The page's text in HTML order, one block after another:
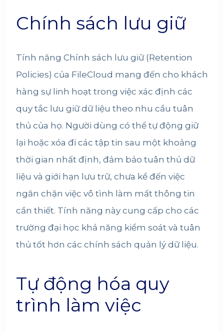
Chính sách lưu giữ
Tính năng Chính sách lưu giữ (Retention
Policies) của FileCloud mang đến cho khách
hàng sự linh hoạt trong việc xác định các
quy tắc lưu giữ dữ liệu theo nhu cầu tuân
thủ của họ. Người dùng có thể tự động giữ
lại hoặc xóa đi các tập tin sau một khoảng
thời gian nhất định, đảm bảo tuân thủ dữ
liệu và giới hạn lưu trữ, chưa kể đến việc
ngăn chặn việc vô tình làm mất thông tin
cần thiết. Tính năng này cung cấp cho các
trường đại học khả năng kiểm soát và tuân
thủ tốt hơn các chính sách quản lý dữ liệu.
Tự động hóa quy
trình làm việc